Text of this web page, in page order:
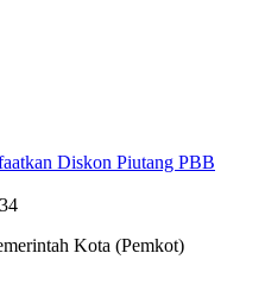
Diskon Piutang PBB
Kota (Pemkot)